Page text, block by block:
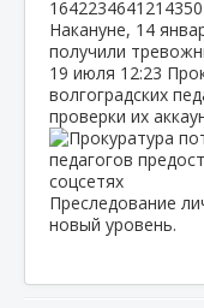
Накануне, 14
получили
19 июля 12:23
волгоградских
проверки их
Преследование
новый уровень.